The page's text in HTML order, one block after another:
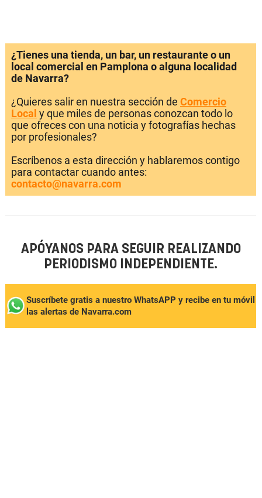
¿Tienes una tienda, un bar, un restaurante o un
local comercial en Pamplona o alguna localidad
de Navarra?
¿Quieres salir en nuestra sección de Comercio
Local y que miles de personas conozcan todo lo
que ofreces con una noticia y fotografías hechas
por profesionales?
Escríbenos a esta dirección y hablaremos contigo
para contactar cuando antes:
contacto@navarra.com
APÓYANOS PARA SEGUIR REALIZANDO
PERIODISMO INDEPENDIENTE.
Suscríbete gratis a nuestro WhatsAPP y recibe en tu móvil
las alertas de Navarra.com